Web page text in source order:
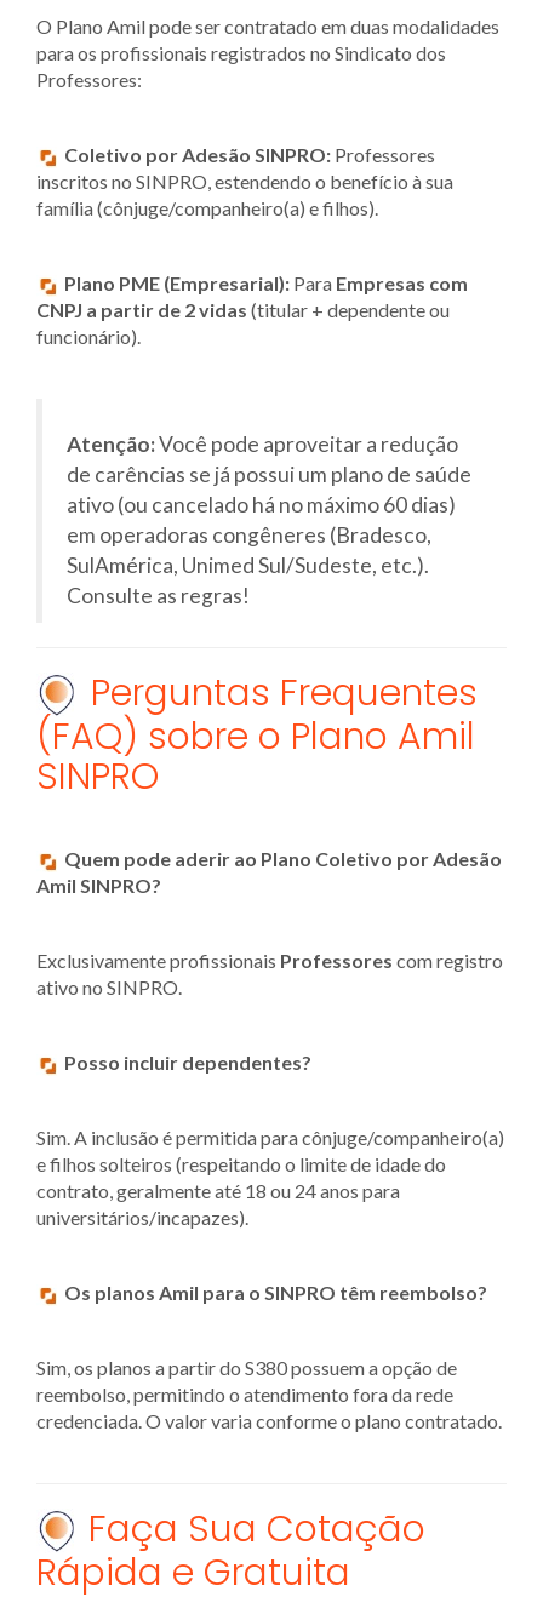
O Plano Amil pode ser contratado em duas modalidades
para os profissionais registrados no Sindicato dos
Professores:
Coletivo por Adesão SINPRO: Professores
inscritos no SINPRO, estendendo o benefício à sua
família (cônjuge/companheiro(a) e filhos).
Plano PME (Empresarial): Para Empresas com
CNPJ a partir de 2 vidas (titular + dependente ou
funcionário).
Atenção:Você pode aproveitar a redução
de carências se já possui um plano de saúde
ativo (ou cancelado há no máximo 60 dias)
em operadoras congêneres (Bradesco,
SulAmérica, Unimed Sul/Sudeste, etc.).
Consulte as regras!
Perguntas Frequentes
(FAQ) sobre o Plano Amil
SINPRO
Quem pode aderir ao Plano Coletivo por Adesão
Amil SINPRO?
Exclusivamente profissionais Professores com registro
ativo no SINPRO.
Posso incluir dependentes?
Sim. A inclusão é permitida para cônjuge/companheiro(a)
e filhos solteiros (respeitando o limite de idade do
contrato, geralmente até 18 ou 24 anos para
universitários/incapazes).
Os planos Amil para o SINPRO têm reembolso?
Sim, os planos a partir do S380 possuem a opção de
reembolso, permitindo o atendimento fora da rede
credenciada. O valor varia conforme o plano contratado.
Faça Sua Cotação
Rápida e Gratuita